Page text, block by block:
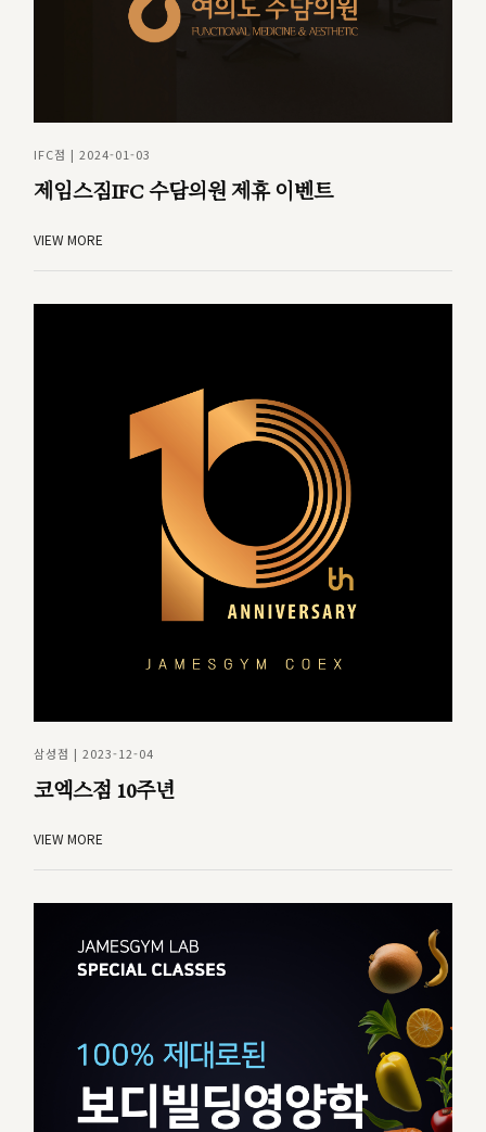
IFC점 | 2024-01-03
제임스짐IFC 수담의원 제휴 이벤트
VIEW MORE
삼성점 | 2023-12-04
코엑스점 10주년
VIEW MORE